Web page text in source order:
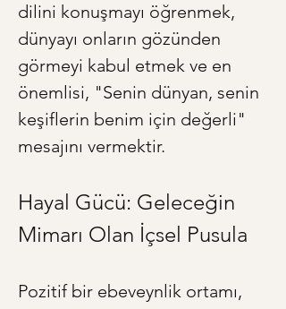
dilini konuşmayı öğrenmek,
dünyayı onların gözünden
görmeyi kabul etmek ve en
önemlisi, "Senin dünyan, senin
keşiflerin benim için değerli"
mesajını vermektir.
Hayal Gücü: Geleceğin
Mimarı Olan İçsel Pusula
Pozitif bir ebeveynlik ortamı,